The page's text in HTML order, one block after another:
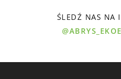
ŚLEDŹ NAS NA